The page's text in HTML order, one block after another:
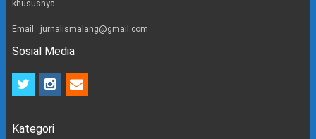
khususnya
Email : jurnalismalang@gmail.com
Sosial Media
t
t
i
n
e
m
Kategori